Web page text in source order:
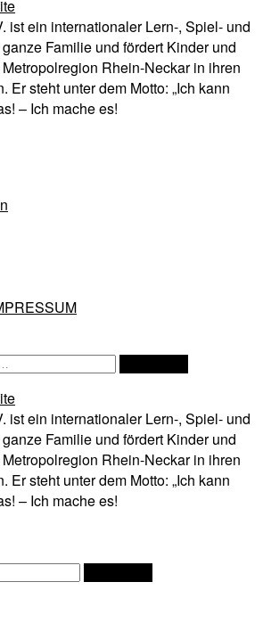
ist ein internationaler Lern-, Spiel- und
Familie und fördert Kinder und
Rhein-Neckar in ihren
Er steht unter dem Motto: „Ich kann
– Ich mache es!
ist ein internationaler Lern-, Spiel- und
Familie und fördert Kinder und
Rhein-Neckar in ihren
Er steht unter dem Motto: „Ich kann
– Ich mache es!